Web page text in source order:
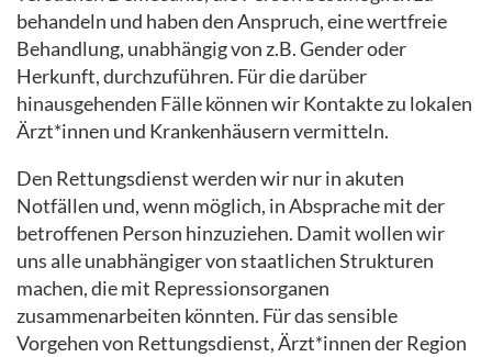
behandeln und haben den Anspruch, eine wertfreie
Behandlung, unabhängig von z.B. Gender oder
Herkunft, durchzuführen. Für die darüber
hinausgehenden Fälle können wir Kontakte zu lokalen
Ärzt*innen und Krankenhäusern vermitteln.
Den Rettungsdienst werden wir nur in akuten
Notfällen und, wenn möglich, in Absprache mit der
betroffenen Person hinzuziehen. Damit wollen wir
uns alle unabhängiger von staatlichen Strukturen
machen, die mit Repressionsorganen
zusammenarbeiten könnten. Für das sensible
Vorgehen von Rettungsdienst, Ärzt*innen der Region